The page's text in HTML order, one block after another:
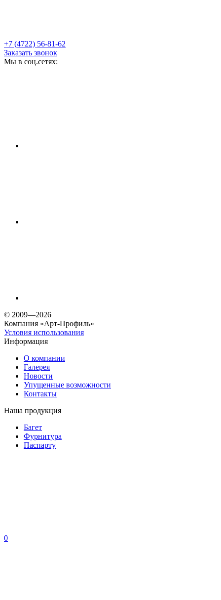
+7 (4722) 56-81-62
Заказать звонок
Мы в соц.сетях:
© 2009—2026
Компания «Арт-Профиль»
Условия использования
Информация
О компании
Галерея
Новости
Упущенные возможности
Контакты
Наша продукция
Багет
Фурнитура
Паспарту
0